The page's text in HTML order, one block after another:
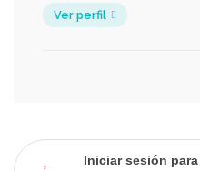
Ver perfil
Iniciar sesión